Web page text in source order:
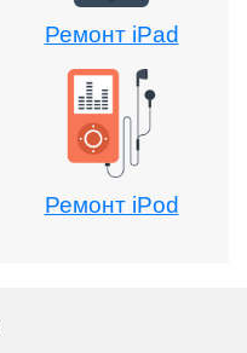
Ремонт iPad
Ремонт iPod